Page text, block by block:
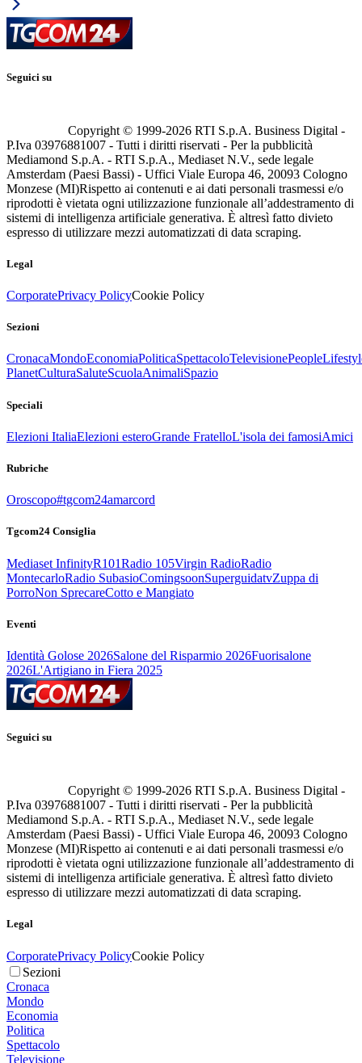
Seguici su
Copyright © 1999-2026 RTI S.p.A. Business Digital -
P.Iva 03976881007 - Tutti i diritti riservati - Per la pubblicità
Mediamond S.p.A. - RTI S.p.A., Mediaset N.V., sede legale
Amsterdam (Paesi Bassi) - Uffici Viale Europa 46, 20093 Cologno
Monzese (MI)Rispetto ai contenuti e ai dati personali trasmessi e/o
riprodotti è vietata ogni utilizzazione funzionale all’addestramento di
sistemi di intelligenza artificiale generativa. È altresì fatto divieto
espresso di utilizzare mezzi automatizzati di data scraping.
Legal
CorporatePrivacy PolicyCookie Policy
Sezioni
CronacaMondoEconomiaPoliticaSpettacoloTelevisionePeople
PlanetCulturaSaluteScuolaAnimaliSpazio
Speciali
Elezioni ItaliaElezioni esteroGrande FratelloL'isola dei famosiAmici
Rubriche
Oroscopo#tgcom24amarcord
Tgcom24 Consiglia
Mediaset InfinityR101Radio 105Virgin RadioRadio
MontecarloRadio SubasioComingsoonSuperguidatvZuppa di
PorroNon SprecareCotto e Mangiato
Eventi
Identità Golose 2026Salone del Risparmio 2026Fuorisalone
2026L'Artigiano in Fiera 2025
Seguici su
Copyright © 1999-2026 RTI S.p.A. Business Digital -
P.Iva 03976881007 - Tutti i diritti riservati - Per la pubblicità
Mediamond S.p.A. - RTI S.p.A., Mediaset N.V., sede legale
Amsterdam (Paesi Bassi) - Uffici Viale Europa 46, 20093 Cologno
Monzese (MI)Rispetto ai contenuti e ai dati personali trasmessi e/o
riprodotti è vietata ogni utilizzazione funzionale all’addestramento di
sistemi di intelligenza artificiale generativa. È altresì fatto divieto
espresso di utilizzare mezzi automatizzati di data scraping.
Legal
CorporatePrivacy PolicyCookie Policy
Sezioni
Cronaca
Mondo
Economia
Politica
Spettacolo
Televisione